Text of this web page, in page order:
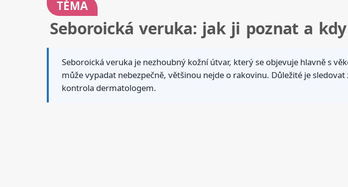
TÉMA
Seboroická veruka: jak ji poznat a
Seboroická veruka je nezhoubný kožní útvar, který se objevuje hlavně s
může vypadat nebezpečně, většinou nejde o rakovinu. Důležité je
kontrola dermatologem.